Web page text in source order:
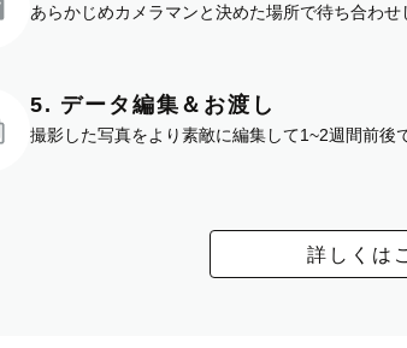
あらかじめカメラマンと決めた場所で待ち合わせ
5. データ編集＆お渡し
撮影した写真をより素敵に編集して1~2週間前後
詳しくは